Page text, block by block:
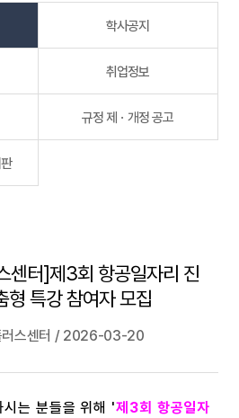
학사공지
취업정보
규정 제ㆍ개정 공고
센터]제3회 항공일자리 진
형 특강 참여자 모집
러스센터 / 2026-03-20
는 분들을 위해 '제3회 항공일자